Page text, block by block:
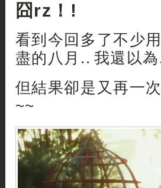
囧rz！!
看到今回多了不少
盡的八月.. 我還以
但結果卻是又再一
~~